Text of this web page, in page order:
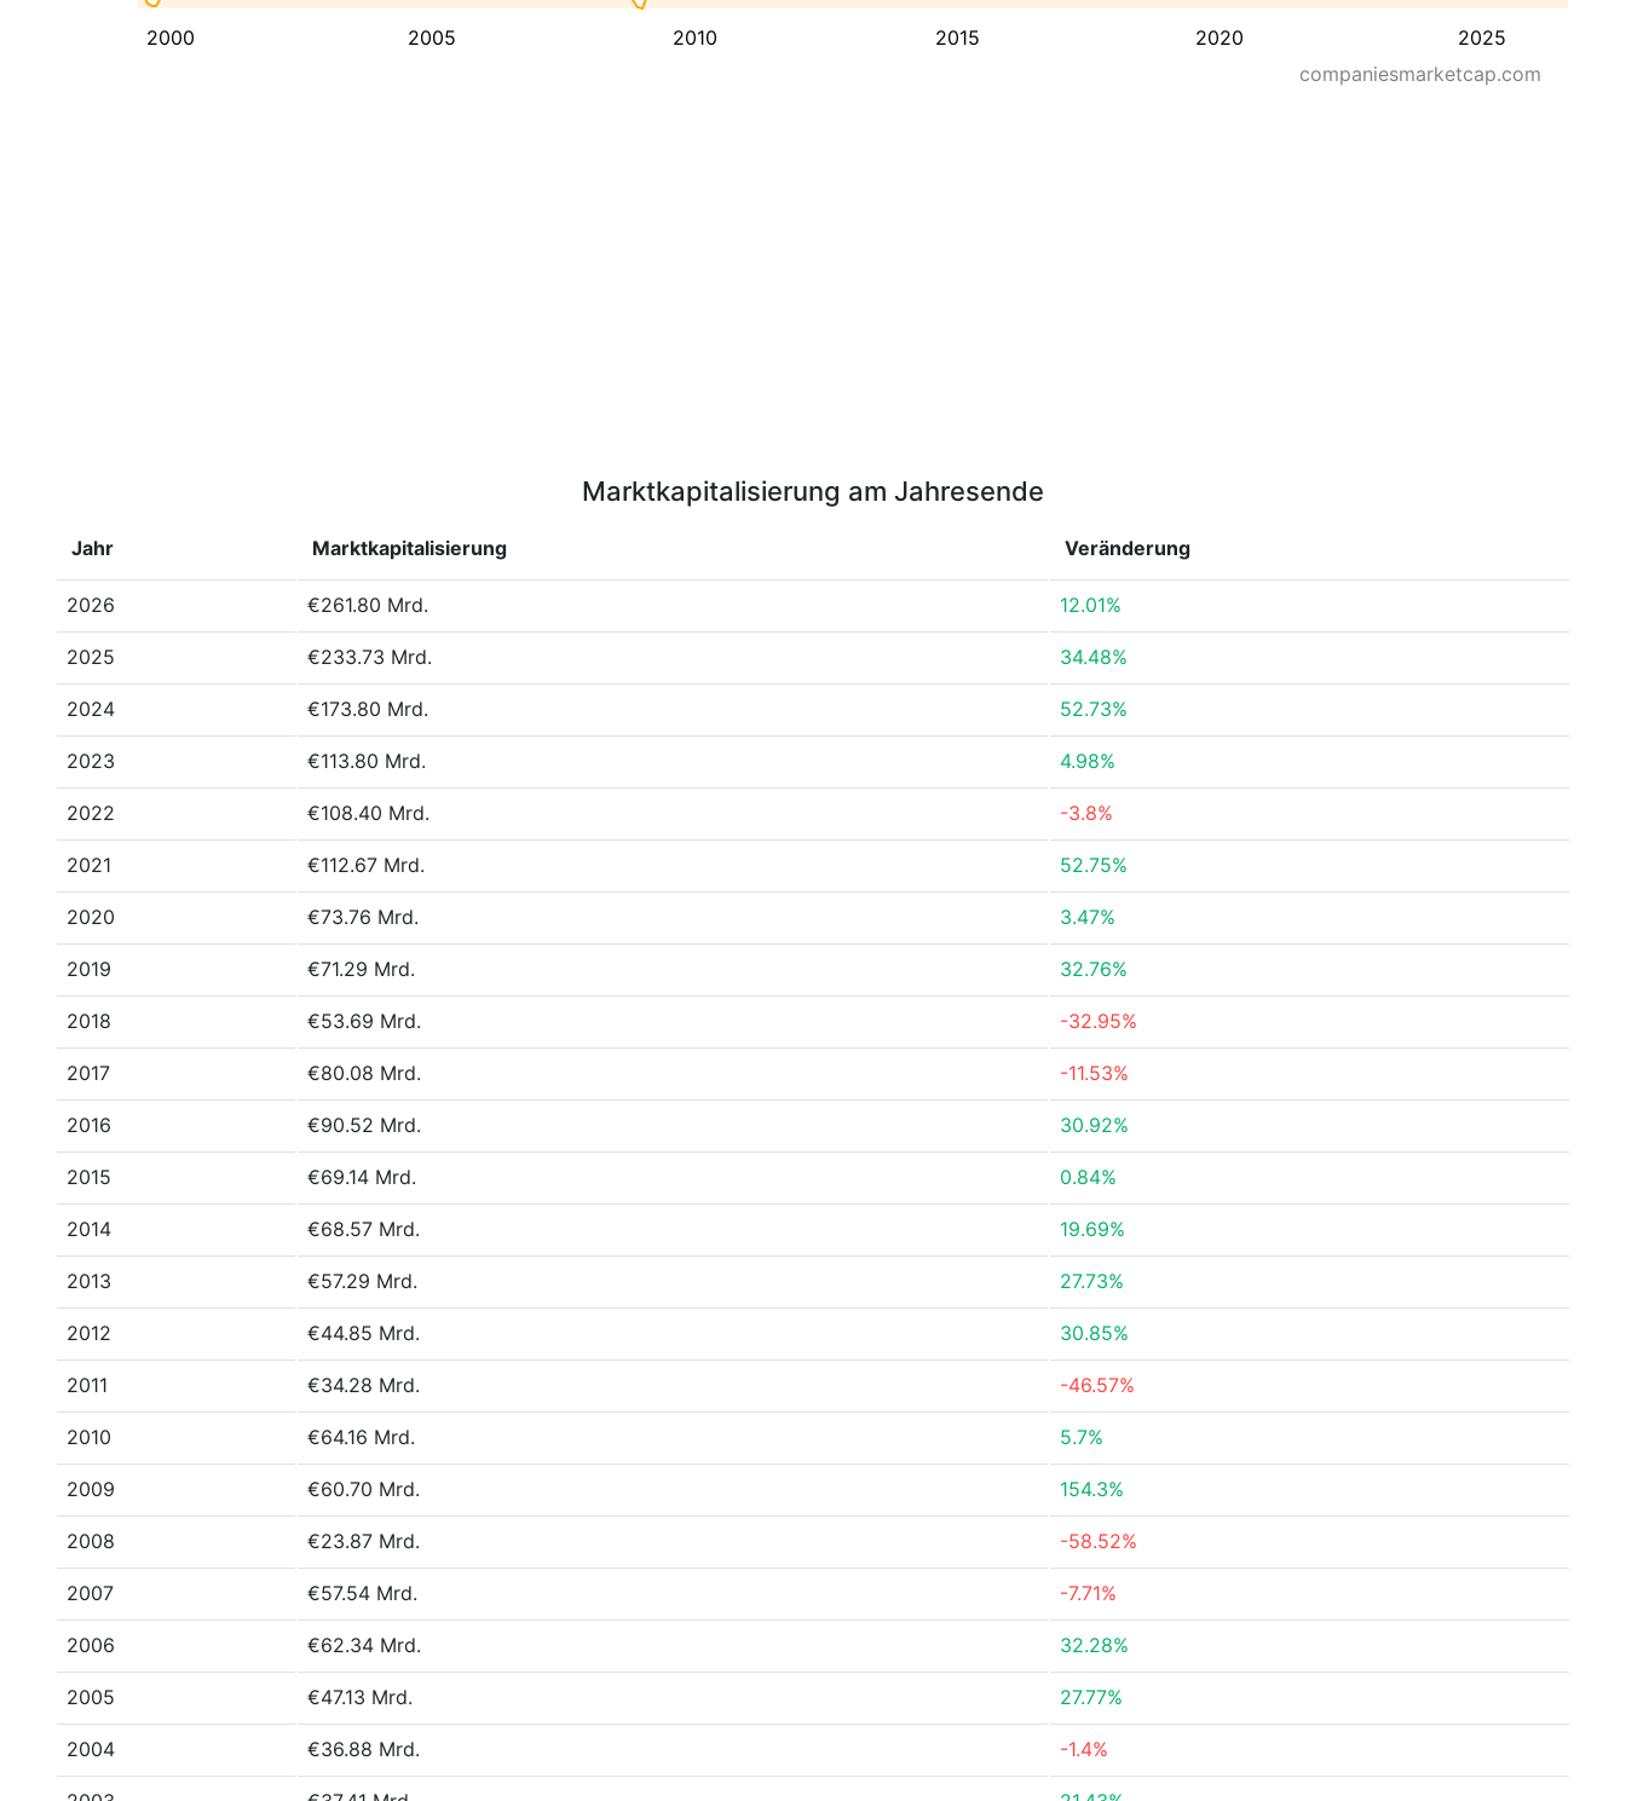
2000 2005 2010 2015 2020 2025
companiesmarketcap.com
Marktkapitalisierung am Jahresende
Jahr Marktkapitalisierung Veränderung
2026 €261.80 Mrd. 12.01%
2025 €233.73 Mrd. 34.48%
2024 €173.80 Mrd. 52.73%
2023 €113.80 Mrd. 4.98%
2022 €108.40 Mrd. -3.8%
2021 €112.67 Mrd. 52.75%
2020 €73.76 Mrd. 3.47%
2019 €71.29 Mrd. 32.76%
2018 €53.69 Mrd. -32.95%
2017 €80.08 Mrd. -11.53%
2016 €90.52 Mrd. 30.92%
2015 €69.14 Mrd. 0.84%
2014 €68.57 Mrd. 19.69%
2013 €57.29 Mrd. 27.73%
2012 €44.85 Mrd. 30.85%
2011 €34.28 Mrd. -46.57%
2010 €64.16 Mrd. 5.7%
2009 €60.70 Mrd. 154.3%
2008 €23.87 Mrd. -58.52%
2007 €57.54 Mrd. -7.71%
2006 €62.34 Mrd. 32.28%
2005 €47.13 Mrd. 27.77%
2004 €36.88 Mrd. -1.4%